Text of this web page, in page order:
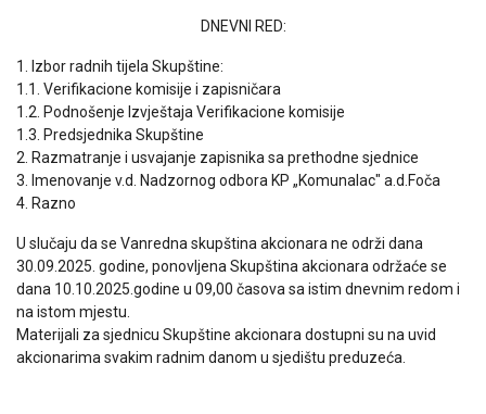
DNEVNI RED:
1. Izbor radnih tijela Skupštine:
1.1. Verifikacione komisije i zapisničara
1.2. Podnošenje Izvještaja Verifikacione komisije
1.3. Predsjednika Skupštine
2. Razmatranje i usvajanje zapisnika sa prethodne sjednice
3. Imenovanje v.d. Nadzornog odbora KP „Komunalac" a.d.Foča
4. Razno
U slučaju da se Vanredna skupština akcionara ne održi dana
30.09.2025. godine, ponovljena Skupština akcionara održaće se
dana 10.10.2025.godine u 09,00 časova sa istim dnevnim redom i
na istom mjestu.
Materijali za sjednicu Skupštine akcionara dostupni su na uvid
akcionarima svakim radnim danom u sjedištu preduzeća.